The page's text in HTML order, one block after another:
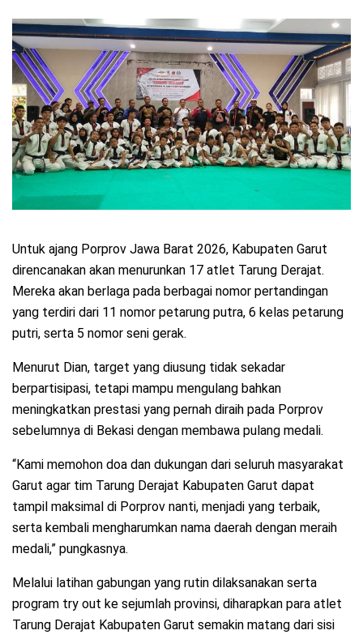
Untuk ajang Porprov Jawa Barat 2026, Kabupaten Garut
direncanakan akan menurunkan 17 atlet Tarung Derajat.
Mereka akan berlaga pada berbagai nomor pertandingan
yang terdiri dari 11 nomor petarung putra, 6 kelas petarung
putri, serta 5 nomor seni gerak.
Menurut Dian, target yang diusung tidak sekadar
berpartisipasi, tetapi mampu mengulang bahkan
meningkatkan prestasi yang pernah diraih pada Porprov
sebelumnya di Bekasi dengan membawa pulang medali.
“Kami memohon doa dan dukungan dari seluruh masyarakat
Garut agar tim Tarung Derajat Kabupaten Garut dapat
tampil maksimal di Porprov nanti, menjadi yang terbaik,
serta kembali mengharumkan nama daerah dengan meraih
medali,” pungkasnya.
Melalui latihan gabungan yang rutin dilaksanakan serta
program try out ke sejumlah provinsi, diharapkan para atlet
Tarung Derajat Kabupaten Garut semakin matang dari sisi